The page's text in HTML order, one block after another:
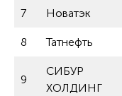
7 Новатэк
8 Татнефть
9
СИБУР
ХОЛДИНГ